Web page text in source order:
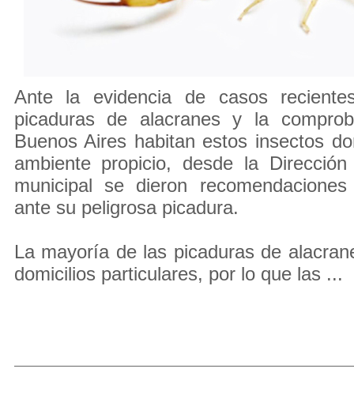
Ante la evidencia de casos
picaduras de alacranes y la
Buenos Aires habitan estos insectos
ambiente propicio, desde la
municipal se dieron
ante su peligrosa picadura.
La mayoría de las picaduras de
domicilios particulares, por lo que las ...